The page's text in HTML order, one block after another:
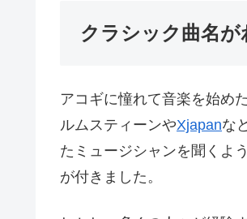
クラシック曲名
アコギに憧れて音楽を始め
ルムスティーンやXjapanな
たミュージシャンを聞くよ
が付きました。